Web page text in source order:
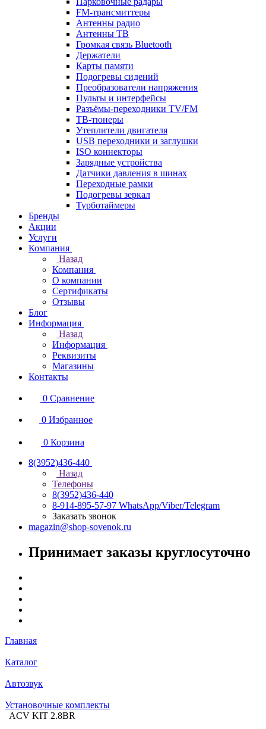
FM-трансмиттеры
Антенны радио
Антенны ТВ
Громкая связь Bluetooth
Держатели
Карты памяти
Подогревы сидений
Преобразователи напряжения
Пульты и интерфейсы
Разъёмы-переходники TV/FM
ТВ-тюнеры
Утеплители двигателя
USB переходники и заглушки
ISO коннекторы
Зарядные устройства
Датчики давления в шинах
Переходные рамки
Подогревы зеркал
Турботаймеры
Бренды
Акции
Услуги
Компания
Назад
Компания
О компании
Сертификаты
Отзывы
Блог
Информация
Назад
Информация
Реквизиты
Магазины
Контакты
0 Сравнение
0 Избранное
0 Корзина
8(3952)436-440
Назад
Телефоны
8(3952)436-440
8-914-895-57-97 WhatsApp/Viber/Telegram
Заказать звонок
magazin@shop-sovenok.ru
Принимает заказы круглосуточно
Главная
Каталог
Автозвук
Установочные комплекты
ACV KIT 2.8BR